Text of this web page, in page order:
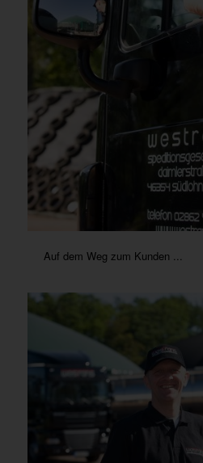
Auf dem Weg zum Kunden ...